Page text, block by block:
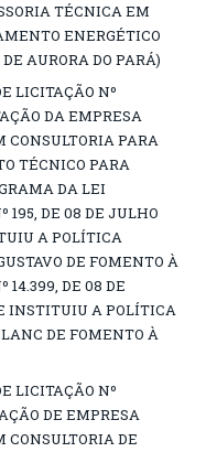
TÉCNICA EM
ENERGÉTICO
AURORA DO PARÁ)
LICITAÇÃO Nº
DA EMPRESA
PARA
TÉCNICO PARA
DA LEI
195, DE 08 DE JULHO
A POLÍTICA
DE FOMENTO À
14.399, DE 08 DE
INSTITUIU A POLÍTICA
DE FOMENTO À
LICITAÇÃO Nº
DE EMPRESA
DE